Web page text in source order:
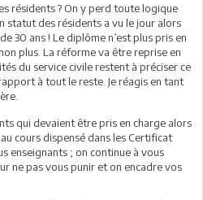
résidents ? On y perd toute logique
statut des résidents a vu le jour alors
30 ans ! Le diplôme n’est plus pris en
plus. La réforme va être reprise en
du service civile restent à préciser ce
à tout le reste. Je réagis en tant
qui devaient être pris en charge alors
cours dispensé dans les Certificat
enseignants ; on continue à vous
ne pas vous punir et on encadre vos